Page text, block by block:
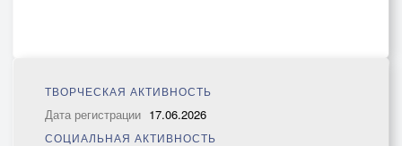
ТВОРЧЕСКАЯ АКТИВНОСТЬ
Дата регистрации 17.06.2026
СОЦИАЛЬНАЯ АКТИВНОСТЬ